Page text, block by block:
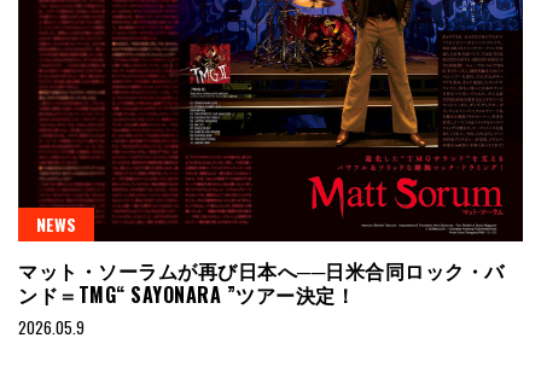
NEWS
マット・ソーラムが再び日本へ──日米合同ロック・バ
ンド＝TMG“ SAYONARA ”ツアー決定！
2026.05.9